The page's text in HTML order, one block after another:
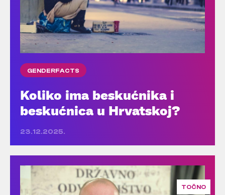
GENDERFACTS
Koliko ima beskućnika i
beskućnica u Hrvatskoj?
23.12.2025.
TOČNO